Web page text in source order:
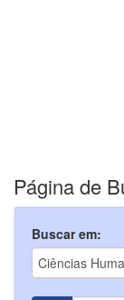
Página de
Buscar em: